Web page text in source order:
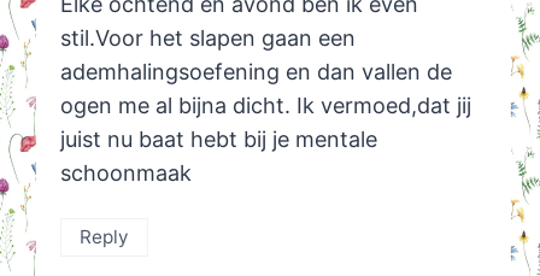
stil.Voor het slapen gaan een
ademhalingsoefening en dan vallen de
ogen me al bijna dicht. Ik vermoed,dat jij
juist nu baat hebt bij je mentale
schoonmaak
Reply